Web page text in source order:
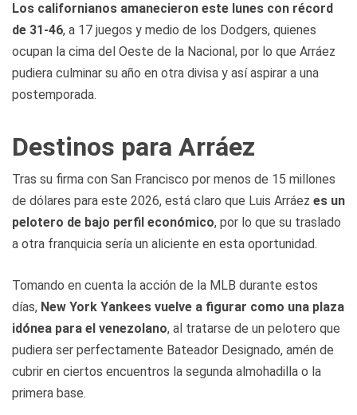
Los californianos amanecieron este lunes con récord
de 31-46, a 17 juegos y medio de los Dodgers, quienes
ocupan la cima del Oeste de la Nacional, por lo que Arráez
pudiera culminar su año en otra divisa y así aspirar a una
postemporada.
Destinos para Arráez
Tras su firma con San Francisco por menos de 15 millones
de dólares para este 2026, está claro que Luis Arráez es un
pelotero de bajo perfil económico, por lo que su traslado
a otra franquicia sería un aliciente en esta oportunidad.
Tomando en cuenta la acción de la MLB durante estos
días, New York Yankees vuelve a figurar como una plaza
idónea para el venezolano, al tratarse de un pelotero que
pudiera ser perfectamente Bateador Designado, amén de
cubrir en ciertos encuentros la segunda almohadilla o la
primera base.